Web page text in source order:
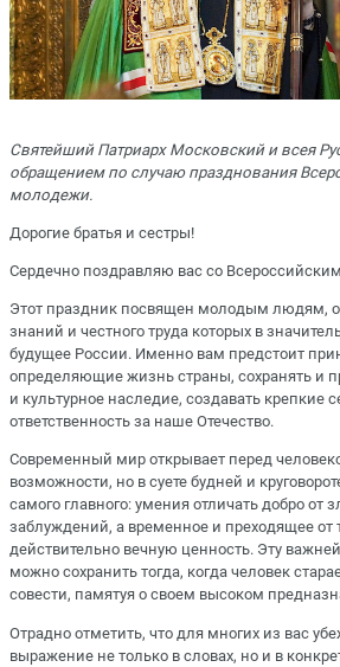
Святейший Патриарх Московский и всея
обращением по случаю празднования
молодежи.
Дорогие братья и сестры!
Сердечно поздравляю вас со
Этот праздник посвящен молодым людям,
знаний и честного труда которых в
будущее России. Именно вам предстоит
определяющие жизнь страны, сохранять и
и культурное наследие, создавать крепкие
ответственность за наше Отечество.
Современный мир открывает перед
возможности, но в суете будней и
самого главного: умения отличать добро от
заблуждений, а временное и преходящее от
действительно вечную ценность. Эту
можно сохранить тогда, когда человек
совести, памятуя о своем высоком
Отрадно отметить, что для многих из вас
выражение не только в словах, но и в